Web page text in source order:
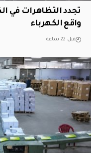
تجدد التظاهرات في
واقع الكهرباء
قبل 22 ساعة